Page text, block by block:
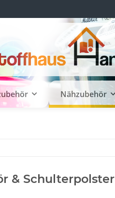
Nähzubehör
& Schulterpolster